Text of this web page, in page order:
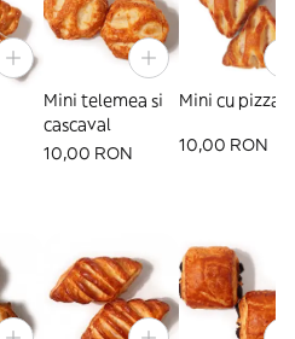
Mini telemea si
cascaval
10,00 RON
Mini cu pizza
10,00 RON